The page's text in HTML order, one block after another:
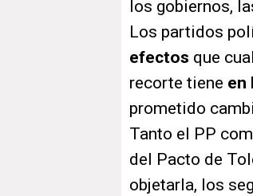
los gobiernos,
Los partidos
efectos que
recorte tiene en
prometido
Tanto el PP
del Pacto de
objetarla, los